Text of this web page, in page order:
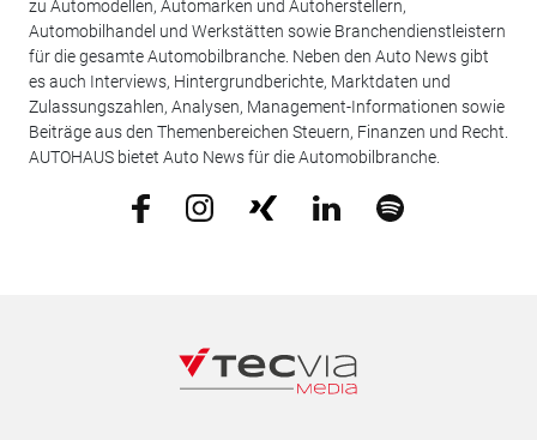
zu Automodellen, Automarken und Autoherstellern,
Automobilhandel und Werkstätten sowie Branchendienstleistern
für die gesamte Automobilbranche. Neben den Auto News gibt
es auch Interviews, Hintergrundberichte, Marktdaten und
Zulassungszahlen, Analysen, Management-Informationen sowie
Beiträge aus den Themenbereichen Steuern, Finanzen und Recht.
AUTOHAUS bietet Auto News für die Automobilbranche.